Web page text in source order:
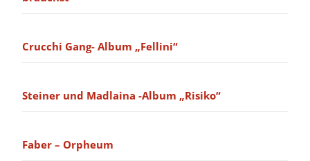
Crucchi Gang- Album „Fellini“
Steiner und Madlaina -Album „Risiko“
Faber – Orpheum